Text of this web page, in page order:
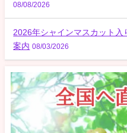
08/08/2026
2026年シャインマスカット
案内 08/03/2026